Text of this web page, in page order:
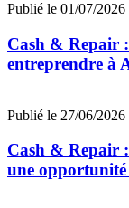
Publié le 01/07/2026
Cash & Repair
entreprendre à
Publié le 27/06/2026
Cash & Repair
une